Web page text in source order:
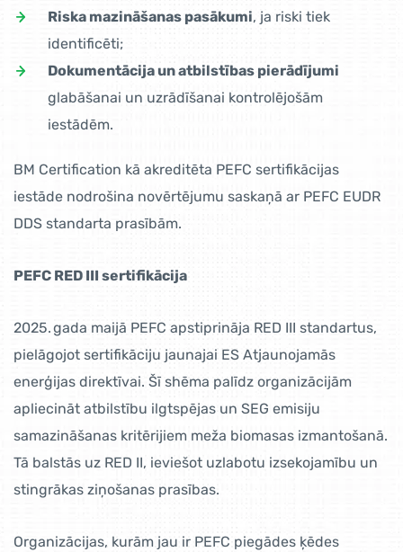
Riska mazināšanas pasākumi, ja riski tiek
identificēti;
Dokumentācija un atbilstības pierādījumi
glabāšanai un uzrādīšanai kontrolējošām
iestādēm.
BM Certification kā akreditēta PEFC sertifikācijas
iestāde nodrošina novērtējumu saskaņā ar PEFC EUDR
DDS standarta prasībām.
PEFC RED III sertifikācija
2025. gada maijā PEFC apstiprināja RED III standartus,
pielāgojot sertifikāciju jaunajai ES Atjaunojamās
enerģijas direktīvai. Šī shēma palīdz organizācijām
apliecināt atbilstību ilgtspējas un SEG emisiju
samazināšanas kritērijiem meža biomasas izmantošanā.
Tā balstās uz RED II, ieviešot uzlabotu izsekojamību un
stingrākas ziņošanas prasības.
Organizācijas, kurām jau ir PEFC piegādes ķēdes